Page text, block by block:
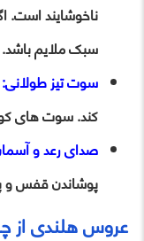
ناخوشایند است.
سبک ملایم باشد.
سوت تیز طولانی:
کند. سوت های
صدای رعد و
پوشاندن قفس و
عروس هلندی از